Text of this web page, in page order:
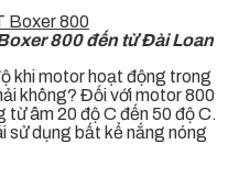
800 đến từ Đài Loan
khi motor hoạt động trong
không? Đối với motor 800
từ âm 20 độ C đến 50 độ C.
sử dụng bất kể nắng nóng